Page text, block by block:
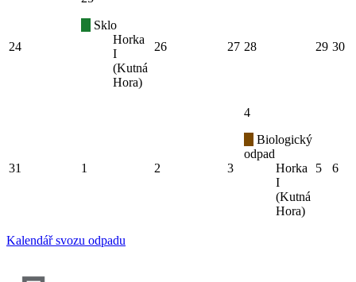
24
Sklo
Horka
I
(Kutná
Hora)
26 27 28 29 30
31 1 2 3
4
Biologický
odpad
Horka
I
(Kutná
Hora)
5 6
Kalendář svozu odpadu